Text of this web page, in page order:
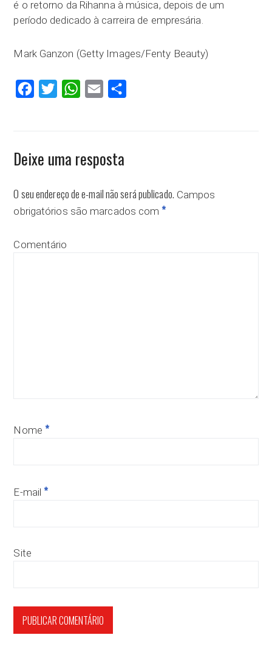
é o retorno da Rihanna à música, depois de um
período dedicado à carreira de empresária.
Mark Ganzon (Getty Images/Fenty Beauty)
FacebookTwitter WhatsApp
Email
Deixe uma resposta
O seu endereço de e-mail não será publicado. Campos
obrigatórios são marcados com *
Comentário
Nome *
E-mail *
Site